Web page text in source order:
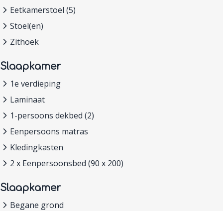
Eetkamerstoel (5)
Stoel(en)
Zithoek
Slaapkamer
1e verdieping
Laminaat
1-persoons dekbed (2)
Eenpersoons matras
Kledingkasten
2 x Eenpersoonsbed (90 x 200)
Slaapkamer
Begane grond